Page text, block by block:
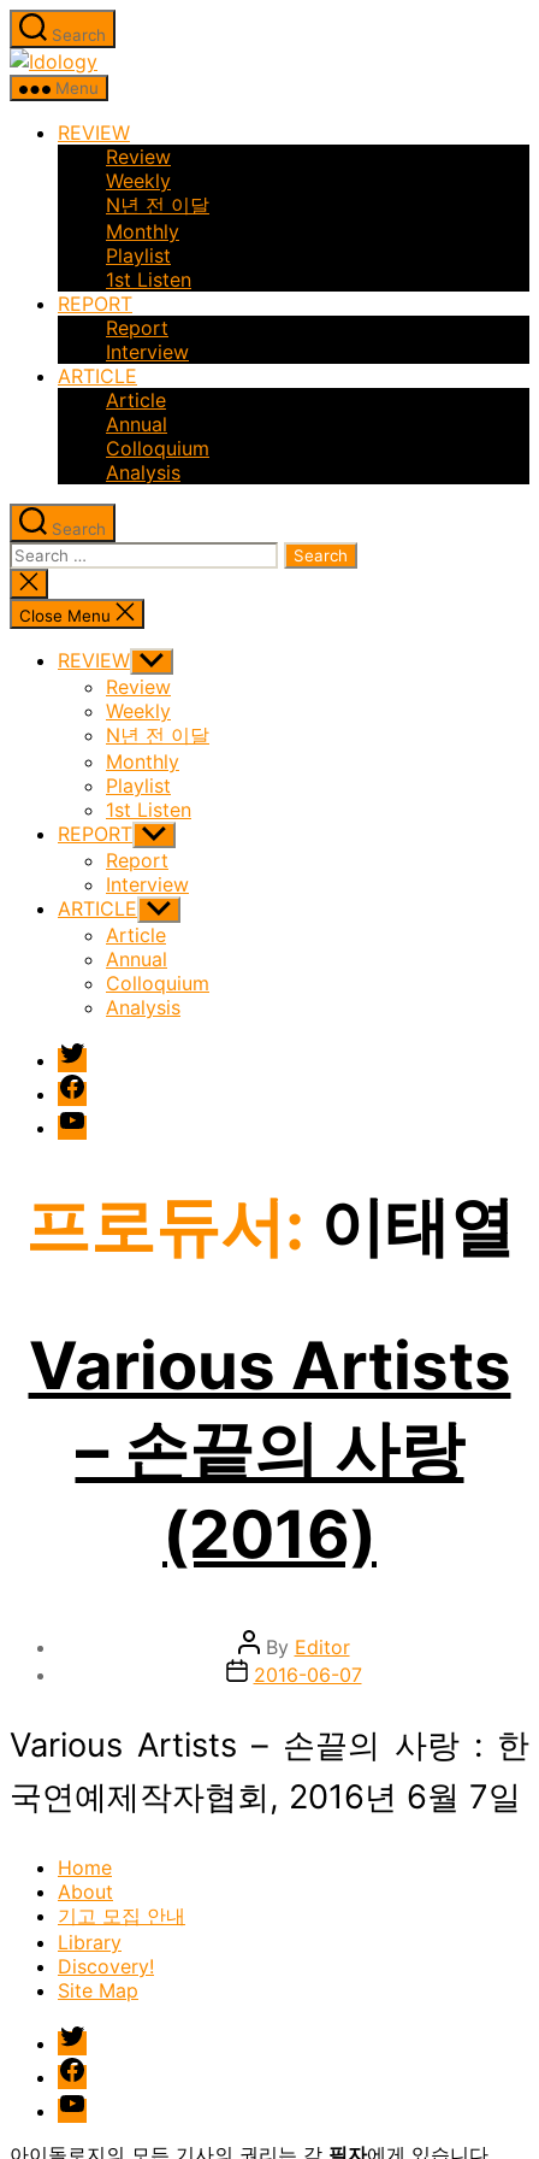
Skip
to
the
content
Search
Idology
Menu
REVIEW
Review
Weekly
N년 전 이달
Monthly
Playlist
1st Listen
REPORT
Report
Interview
ARTICLE
Article
Annual
Colloquium
Analysis
Search
Search
for:
Close
search
Close Menu
REVIEW Show
sub
menu
Review
Weekly
N년 전 이달
Monthly
Playlist
1st Listen
REPORT Show
sub
menu
Report
Interview
ARTICLE Show
sub
menu
Article
Annual
Colloquium
Analysis
twitter
facebook
Youtube
프로듀서: 이태열
Various Artists
– 손끝의 사랑
(2016)
Post
author
By Editor
Post2016-06-07
Various Artists – 손끝의 사랑 : 한
국연예제작자협회, 2016년 6월 7일
Home
About
기고 모집 안내
Library
Discovery!
Site Map
twitter
facebook
Youtube